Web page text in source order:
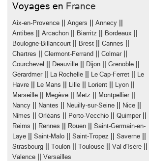
Voyages en France
Aix-en-Provence Angers Annecy
Antibes Arcachon Biarritz Bordeaux
Boulogne-Billancourt Brest Cannes
Chartres Clermont-Ferrand Colmar||
Courchevel Deauville Dijon Grenoble
Gérardmer|| La Rochelle Le Cap-Ferret
Le
Havre
Le Mans Lille Lorient Lyon
Marseille Megève Metz Montpellier||
Nancy Nantes Neuilly-sur-Seine Nice
Nîmes Orléans Porto-Vecchio Quimper||
Reims Rennes Rouen
Saint-Germain-en-
Laye
Saint-Malo Saint-Tropez Saverne
Strasbourg Toulon Toulouse Val d'Isère
Valence Versailles